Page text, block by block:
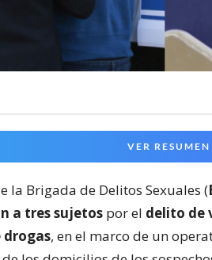
VER RESUMEN
la Brigada de Delitos Sexuales (
a tres sujetos por el delito de
, en el marco de un